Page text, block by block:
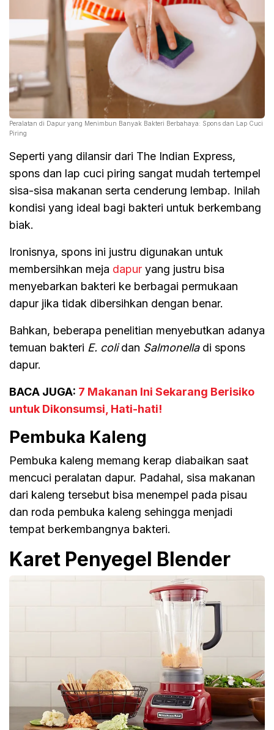
Peralatan di Dapur yang Menimbun Banyak Bakteri Berbahaya: Spons dan Lap Cuci
Piring
Seperti yang dilansir dari The Indian Express,
spons dan lap cuci piring sangat mudah tertempel
sisa-sisa makanan serta cenderung lembap. Inilah
kondisi yang ideal bagi bakteri untuk berkembang
biak.
Ironisnya, spons ini justru digunakan untuk
membersihkan meja dapur yang justru bisa
menyebarkan bakteri ke berbagai permukaan
dapur jika tidak dibersihkan dengan benar.
Bahkan, beberapa penelitian menyebutkan adanya
temuan bakteri E. colidan Salmonelladi spons
dapur.
BACA JUGA: 7 Makanan Ini Sekarang Berisiko
untuk Dikonsumsi, Hati-hati!
Pembuka Kaleng
Pembuka kaleng memang kerap diabaikan saat
mencuci peralatan dapur. Padahal, sisa makanan
dari kaleng tersebut bisa menempel pada pisau
dan roda pembuka kaleng sehingga menjadi
tempat berkembangnya bakteri.
Karet Penyegel Blender